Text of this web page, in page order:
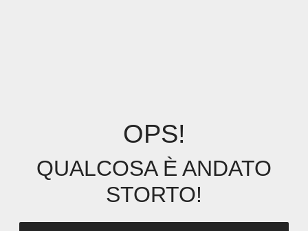
OPS!
QUALCOSA È ANDATO
STORTO!